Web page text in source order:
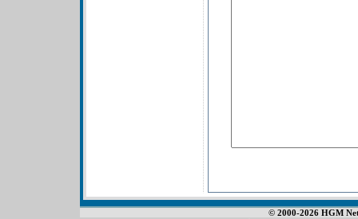
© 2000-2026 HGM